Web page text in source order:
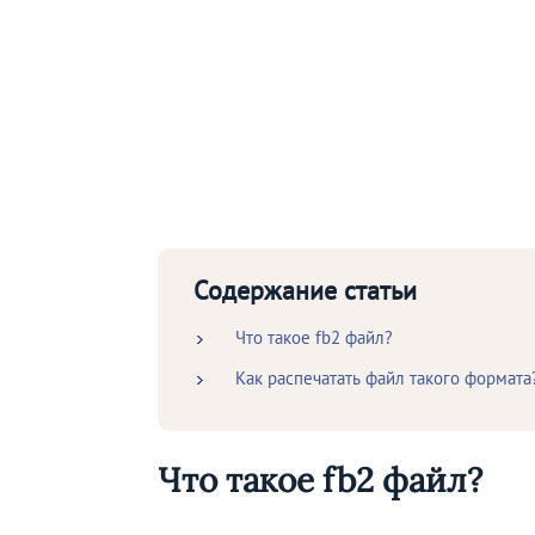
Содержание статьи
Что такое fb2 файл?
Как распечатать файл такого
Что такое fb2 файл?